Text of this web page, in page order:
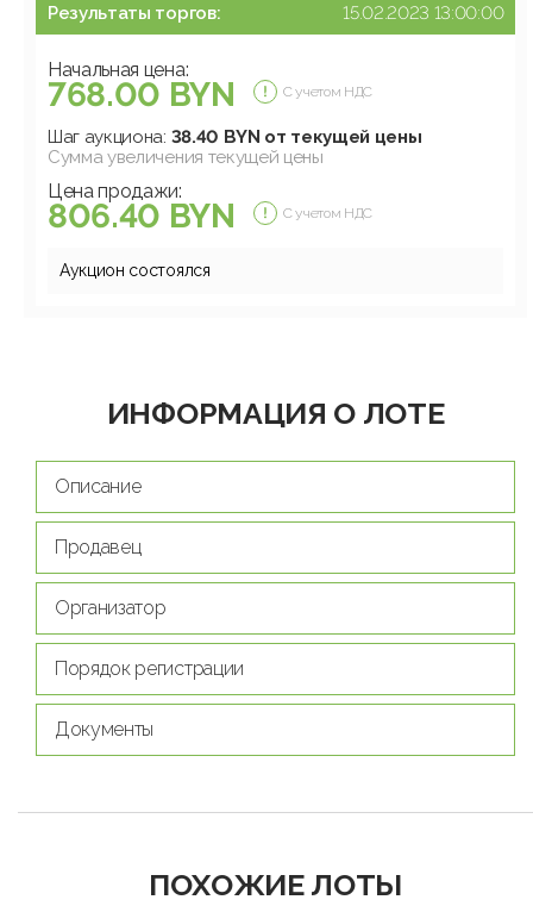
Результаты торгов: 15.02.2023 13:00:00
Начальная цена:
768.00 BYN С учетом НДС
Шаг аукциона: 38.40 BYN от текущей цены
Сумма увеличения текущей цены
Цена продажи:
806.40 BYN С учетом НДС
Аукцион состоялся
ИНФОРМАЦИЯ О ЛОТЕ
Описание
Продавец
Организатор
Порядок регистрации
Документы
ПОХОЖИЕ ЛОТЫ